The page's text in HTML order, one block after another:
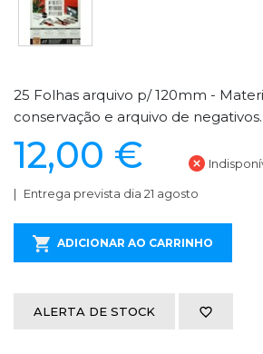
25 Folhas arquivo p/ 120mm -
conservação e arquivo de negativos.
12,00 €
Entrega prevista dia 21 agosto
ADICIONAR AO CARRINHO
ALERTA DE STOCK